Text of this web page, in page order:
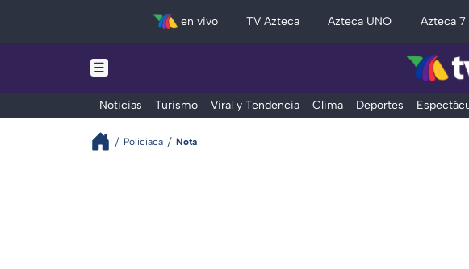
en vivo TV Azteca Azteca UNO Azteca 7
Noticias Turismo Viral y Tendencia Clima Deportes
Policiaca Nota